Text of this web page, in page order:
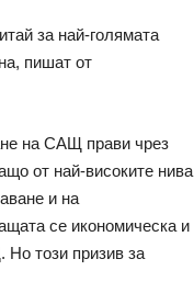
за най-голямата
пишат от
на САЩ прави чрез
от най-високите нива
и на
се икономическа и
този призив за